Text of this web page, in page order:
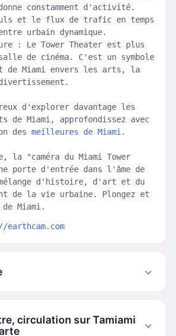
constamment d'activité.
et le flux de trafic en temps
urbain dynamique.
: Le Tower Theater est plus
de cinéma. C'est un symbole
de Miami envers les arts, la
d'explorer davantage les
de Miami, approfondissez avec
des meilleures de Miami .
la "caméra du Miami Tower
porte d'entrée dans l'âme de
d'histoire, d'art et du
de la vie urbaine. Plongez et
Miami.
circulation sur Tamiami